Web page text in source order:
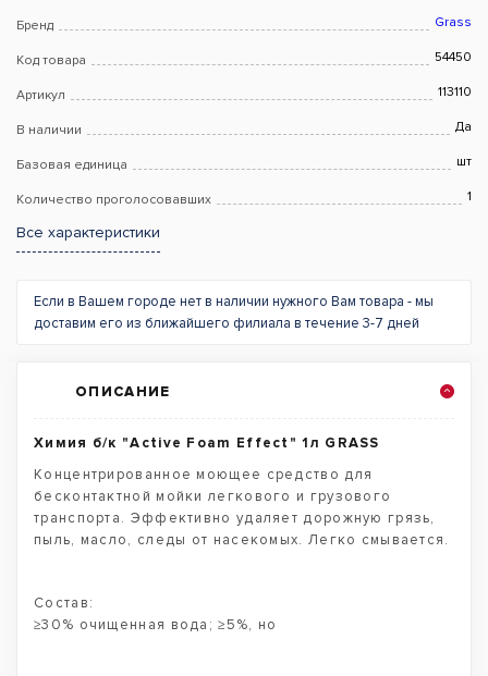
Бренд Grass
Код товара 54450
Артикул 113110
В наличии Да
Базовая единица шт
Количество проголосовавших 1
Все характеристики
Если в Вашем городе нет в наличии нужного Вам товара - мы
доставим его из ближайшего филиала в течение 3-7 дней
ОПИСАНИЕ
Химия б/к "Active Foam Effect" 1л GRASS
Концентрированное моющее средство для
бесконтактной мойки легкового и грузового
транспорта. Эффективно удаляет дорожную грязь,
пыль, масло, следы от насекомых. Легко смывается.
Состав:
≥30% очищенная вода; ≥5%, но